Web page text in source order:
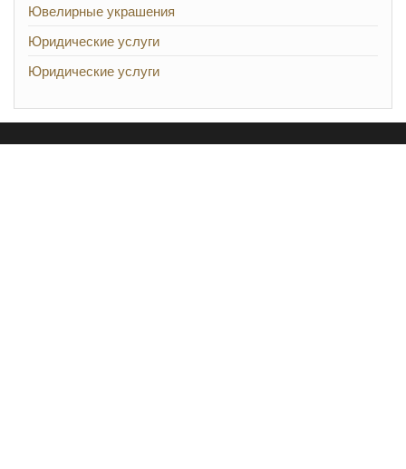
Ювелирные украшения
Юридические услуги
Юридические услуги